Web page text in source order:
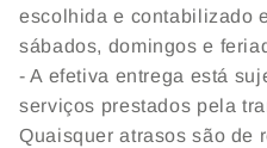
escolhida e contabilizado
sábados, domingos e
- A efetiva entrega está
serviços prestados pela
Quaisquer atrasos são de